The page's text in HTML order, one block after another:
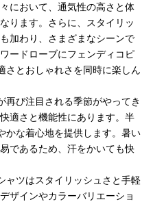
において、通気性の高さと体
ります。さらに、スタイリッ
加わり、さまざまなシーンで
ードローブにフェンディコピ
さとおしゃれさを同時に楽しん
再び注目される季節がやってき
適さと機能性にあります。半
かな着心地を提供します。暑い
であるため、汗をかいても快
ャツはスタイリッシュさと手軽
ザインやカラーバリエーショ